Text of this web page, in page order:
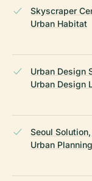
Skyscraper
Urban Habitat
Urban Design
Urban Design
Seoul
Urban Planning